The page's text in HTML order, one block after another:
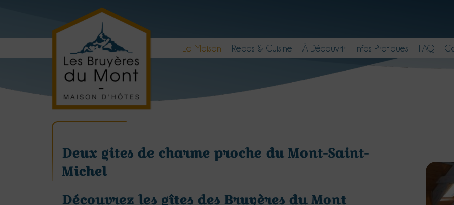
La Maison Repas & Cuisine À Découvrir Infos Pratiques FAQ
Deux gites de charme proche du Mont-Saint-
Michel
Découvrez les gîtes des Bruyères du Mont